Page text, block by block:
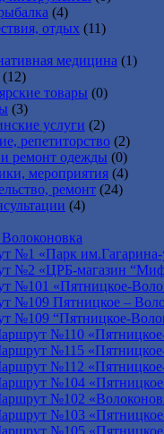
(4)
отдых (11)
медицина (1)
(12)
товары (0)
(3)
услуги (2)
репетиторство (2)
ремонт одежды (0)
мероприятия (4)
ремонт (24)
(4)
№1 «Парк им.Гагарина-
№2 «ЦРБ-магазин
№101 «Пятницкое-
№109 Пятницкое –
№109 “Пятницкое-
№110
№115
№112
№104
№102
№103
№105